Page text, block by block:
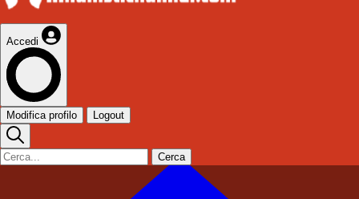
Accedi
Modifica profilo Logout
Cerca